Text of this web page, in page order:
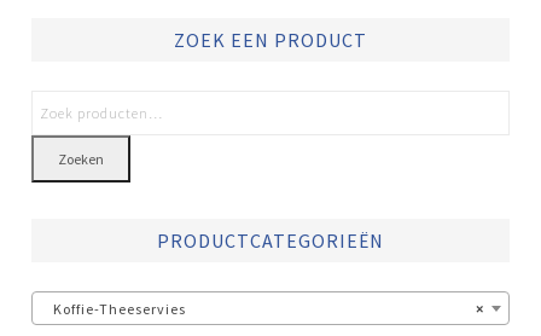
ZOEK EEN PRODUCT
Zoeken
PRODUCTCATEGORIEËN
×
Koffie-Theeservies